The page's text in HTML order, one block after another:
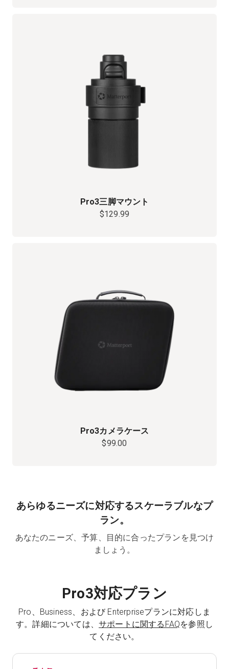
Pro3三脚マウント
$129.99
Pro3カメラケース
$99.00
あらゆるニーズに対応するスケーラブルなプ
ラン。
あなたのニーズ、予算、目的に合ったプランを見つけ
ましょう。
Pro3対応プラン
Pro、Business、および Enterpriseプランに対応しま
す。詳細については、 サポートに関するFAQを参照し
てください。